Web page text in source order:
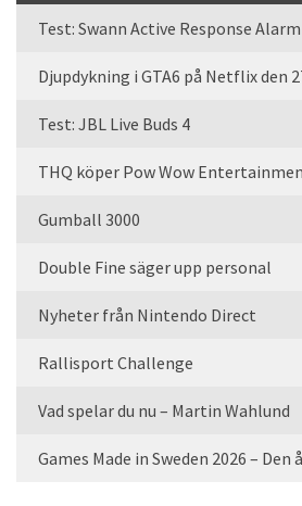
Test: Swann Active Response Alarm
Djupdykning i GTA6 på Netflix den
Test: JBL Live Buds 4
THQ köper Pow Wow
Gumball 3000
Double Fine säger upp personal
Nyheter från Nintendo Direct
Rallisport Challenge
Vad spelar du nu – Martin Wahlund